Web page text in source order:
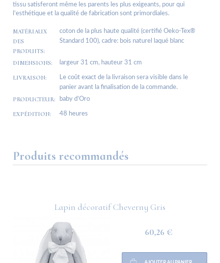
tissu satisferont même les parents les plus exigeants, pour qui
l’esthétique et la qualité de fabrication sont primordiales.
MATÉRIAUX
DES
PRODUITS:
coton de la plus haute qualité (certifié Oeko-Tex®
Standard 100), cadre: bois naturel laqué blanc
DIMENSIONS: largeur 31 cm, hauteur 31 cm
LIVRAISON:
Le coût exact de la livraison sera visible dans le
panier avant la finalisation de la commande.
PRODUCTEUR: baby d’Oro
EXPÉDITION: 48 heures
Produits recommandés
Lapin décoratif Cheverny Gris
60,26 €